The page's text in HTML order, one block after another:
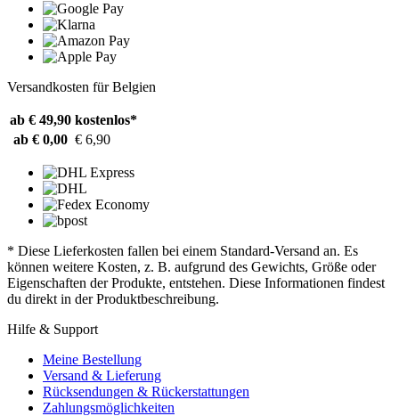
Versandkosten für Belgien
ab € 49,90 kostenlos*
ab € 0,00 € 6,90
* Diese Lieferkosten fallen bei einem Standard-Versand an. Es
können weitere Kosten, z. B. aufgrund des Gewichts, Größe oder
Eigenschaften der Produkte, entstehen. Diese Informationen findest
du direkt in der Produktbeschreibung.
Hilfe & Support
Meine Bestellung
Versand & Lieferung
Rücksendungen & Rückerstattungen
Zahlungsmöglichkeiten